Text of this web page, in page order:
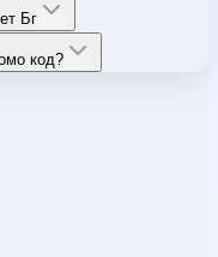
Бг
код?